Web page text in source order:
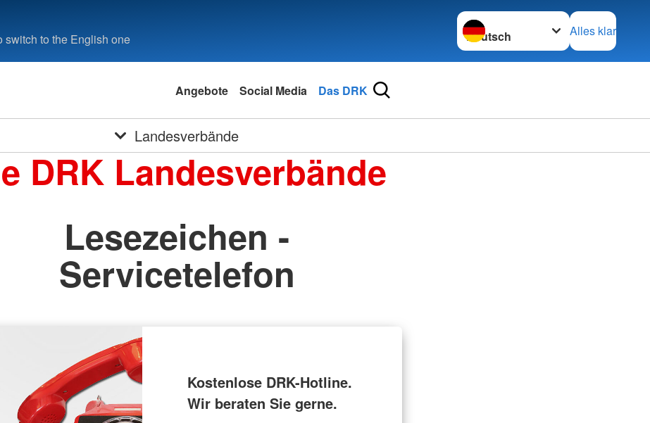
switch to the English one
Sprache wechseln zu
Alles klar
Angebote Social Media Das DRK
Landesverbände
DRK Landesverbände
Lesezeichen -
Servicetelefon
Kostenlose DRK-Hotline.
Wir beraten Sie gerne.